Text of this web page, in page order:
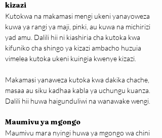
kizazi
Kutokwa na makamasi mengi ukeni yanayoweza
kuwa ya rangi ya maji, pinki, au kuwa na michirizi
yad amu. Dalili hii ni kiashiria cha kutoka kwa
kifuniko cha shingo ya kizazi ambacho huzuia
vimelea kutoka ukeni kuingia kwenye kizazi.
Makamasi yanaweza kutoka kwa dakika chache,
masaa au siku kadhaa kabla ya uchungu kuanza.
Dalili hii huwa haigunduliwi na wanawake wengi.
Maumivu ya mgongo
Maumivu mara nyingi huwa ya mgongo wa chini